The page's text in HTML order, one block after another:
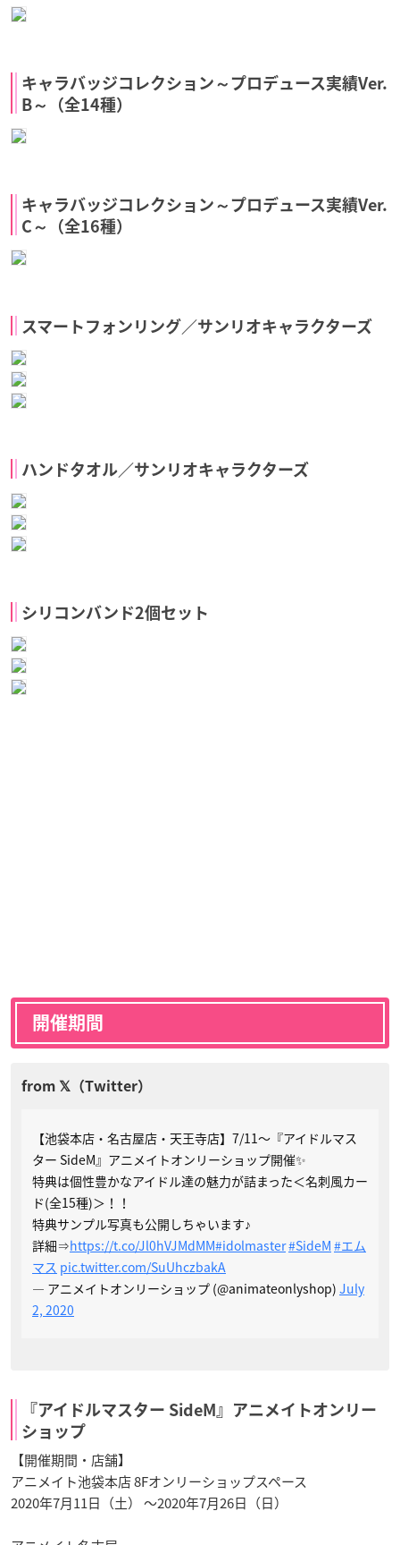
キャラバッジコレクション～プロデュース実績Ver.
B～（全14種）
キャラバッジコレクション～プロデュース実績Ver.
C～（全16種）
スマートフォンリング／サンリオキャラクターズ
ハンドタオル／サンリオキャラクターズ
シリコンバンド2個セット
開催期間
【池袋本店・名古屋店・天王寺店】7/11～『アイドルマス
ター SideM』アニメイトオンリーショップ開催✨
特典は個性豊かなアイドル達の魅力が詰まった＜名刺風カー
ド(全15種)＞！！
特典サンプル写真も公開しちゃいます♪
詳細⇒https://t.co/Jl0hVJMdMM#idolmaster#SideM #エム
マス pic.twitter.com/SuUhczbakA
— アニメイトオンリーショップ (@animateonlyshop) July
2, 2020
『アイドルマスター SideM』アニメイトオンリー
ショップ
【開催期間・店舗】
アニメイト池袋本店 8Fオンリーショップスペース
2020年7月11日（土） ～2020年7月26日（日）